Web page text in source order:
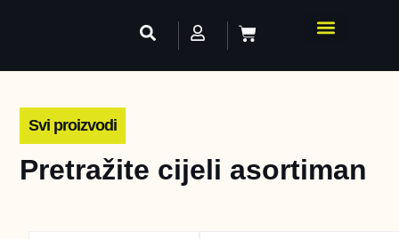
Svi proizvodi
Pretražite cijeli asortiman